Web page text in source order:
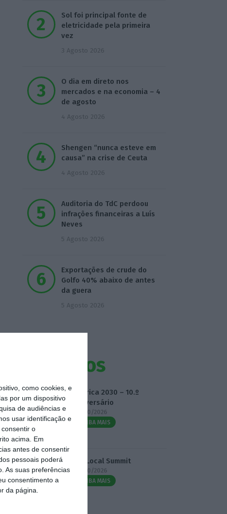
como cookies, e
por um dispositivo
de audiências e
usar identificação e
o
acima. Em
antes de consentir
pessoais poderá
As suas preferências
consentimento a
da página.
Sol foi principal fonte de
eletricidade pela primeira
vez
3 Agosto 2026
O dia em direto nos
mercados e na economia – 4
de agosto
4 Agosto 2026
Shengen “nunca esteve em
causa” na crise de Ceuta
4 Agosto 2026
Auditoria do TdC perdoou
infrações financeiras a Luís
Neves
5 Agosto 2026
Exportações de crude do
Golfo 40% abaixo de antes
da guera
5 Agosto 2026
Eventos
Fábrica 2030 – 10.º
Aniversário
14/10/2026
SAIBA MAIS
3.º Local Summit
07/10/2026
SAIBA MAIS